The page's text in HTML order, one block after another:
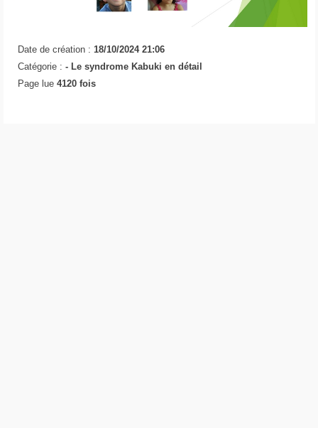
Date de création : 18/10/2024 21:06
Catégorie : - Le syndrome Kabuki en détail
Page lue 4120 fois